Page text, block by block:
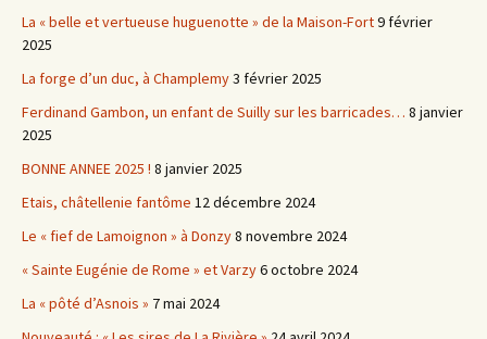
La « belle et vertueuse huguenotte » de la Maison-Fort9 février
2025
La forge d’un duc, à Champlemy3 février 2025
Ferdinand Gambon, un enfant de Suilly sur les barricades… 8 janvier
2025
BONNE ANNEE 2025 ! 8 janvier 2025
Etais, châtellenie fantôme 12 décembre 2024
Le « fief de Lamoignon » à Donzy8 novembre 2024
« Sainte Eugénie de Rome » et Varzy6 octobre 2024
La « pôté d’Asnois » 7 mai 2024